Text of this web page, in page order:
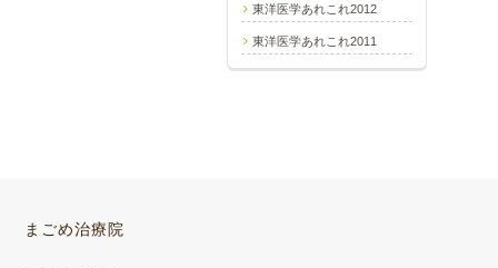
東洋医学あれこれ2012
東洋医学あれこれ2011
まごめ治療院